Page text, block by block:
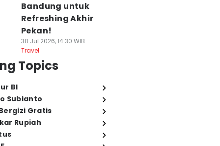
Bandung untuk
Refreshing Akhir
Pekan!
30 Jul 2026, 14:30 WIB
Travel
Topics
BI
Subianto
Gratis
Rupiah